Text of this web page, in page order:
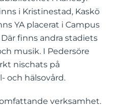
i Kristinestad, Kaskö
YA placerat i Campus
finns andra stadiets
musik. I Pedersöre
nischats på
och hälsovård.
verksamhet.